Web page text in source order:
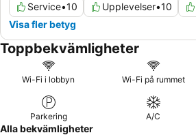
Service•10 Upplevelser•10
Visa fler betyg
Toppbekvämligheter
Wi-Fi i lobbyn Wi-Fi på rummet
Parkering A/C
Alla bekvämligheter